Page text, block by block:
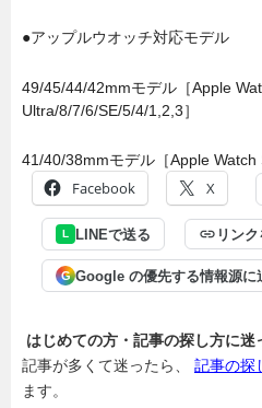
●アップルウオッチ対応モデル
49/45/44/42mmモデル［Apple
Ultra/8/7/6/SE/5/4/1,2,3］
41/40/38mmモデル［Apple Watch
Facebook X
L LINEで送る リン
G Google の優先する情報源に
はじめての方・記事の探し方に迷
記事が多くて迷ったら、 記事の探
ます。